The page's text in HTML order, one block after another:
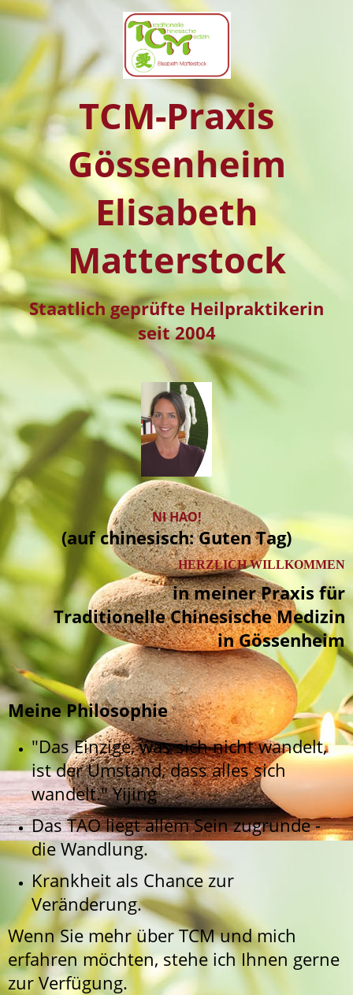
TCM-Praxis
Gössenheim
Elisabeth
Matterstock
Staatlich geprüfte Heilpraktikerin
seit 2004
NI HAO!
(auf chinesisch: Guten Tag)
HERZLICH WILLKOMMEN
in meiner Praxis für
Traditionelle Chinesische Medizin
in Gössenheim
Meine Philosophie
"Das Einzige, was sich nicht wandelt,
ist der Umstand, dass alles sich
wandelt." Yijing
Das TAO liegt allem Sein zugrunde -
die Wandlung.
Krankheit als Chance zur
Veränderung.
Wenn Sie mehr über TCM und mich
erfahren möchten, stehe ich Ihnen gerne
zur Verfügung.